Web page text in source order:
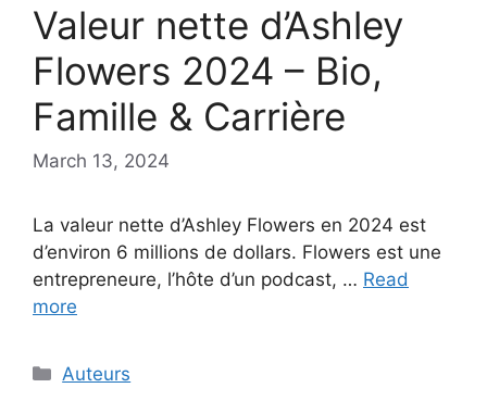
Valeur nette d’Ashley
Flowers 2024 – Bio,
Famille & Carrière
March 13, 2024
La valeur nette d’Ashley Flowers en 2024 est
d’environ 6 millions de dollars. Flowers est une
entrepreneure, l’hôte d’un podcast, … Read
more
Categories
Auteurs